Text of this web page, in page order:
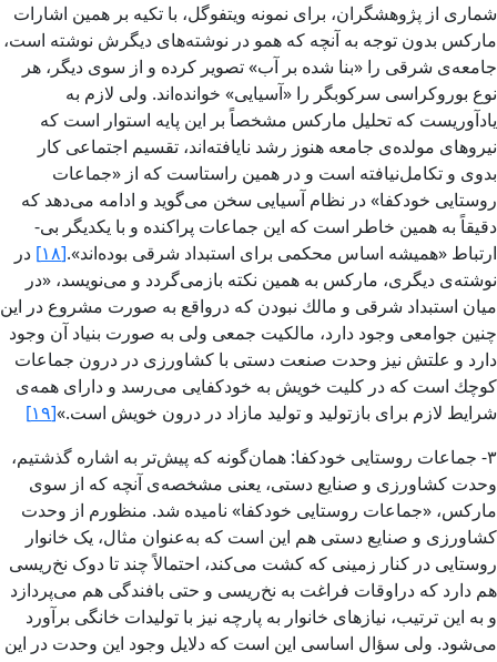
شماری از پژوهشگران، برای نمونه ویتفوگل، با تكیه بر همین اشارات
ماركس بدون توجه به آنچه كه همو در نوشته‌­های دیگرش نوشته است،
جامعه‌­ی شرقی را «بنا شده بر آب» تصویر كرده و از سوی دیگر، هر
نوع بوروكراسی سركوبگر را «آسیایی» خوانده‌­اند. ولی لازم به
یادآوریست كه تحلیل ماركس مشخصاً بر این پایه استوار است كه
نیروهای مولده‌ی جامعه هنوز رشد نایافته‌­اند، تقسیم اجتماعی كار
بدوی و تكامل‌نیافته است و در همین راستاست كه از «جماعات
روستایی خودكفا» در نظام آسیایی سخن می‌­گوید و ادامه می‌­دهد كه
دقیقاً به همین خاطر است كه این جماعات پراكنده و با یكدیگر بی‌­
ارتباط «همیشه اساس محكمی برای استبداد شرقی بوده‌اند».[۱۸]
در
نوشته‌ی دیگری، ماركس به همین نكته بازمی‌­گردد و می­‌نویسد، «در
میان استبداد شرقی و مالك نبودن كه درواقع به صورت مشروع در این
چنین جوامعی وجود دارد، مالكیت جمعی ولی به صورت بنیاد آن وجود
دارد و علتش نیز وحدت صنعت دستی با كشاورزی در درون جماعات
كوچك است كه در كلیت خویش به خودكفایی می‌رسد و دارای همه‌­ی
‌شرایط لازم برای بازتولید و تولید مازاد در درون خویش است.»[۱۹]
۳- جماعات روستایی خودکفا: همان‌گونه كه پیش‌­تر به اشاره گذشتیم،
وحدت كشاورزی و صنایع دستی، یعنی مشخصه‌­ی آنچه كه از سوی
ماركس، «جماعات روستایی خودكفا» نامیده شد. منظورم از وحدت
کشاورزی و صنایع دستی هم این است که به‌عنوان مثال، یک خانوار
روستایی در کنار زمینی که کشت می‌کند، احتمالاً چند تا دوک نخ‌ریسی
هم دارد که دراوقات فراغت به نخ‌ریسی و حتی بافندگی هم می‌پردازد
و به این ترتیب، نیازهای خانوار به پارچه نیز با تولیدات خانگی برآورد
می‌شود. ولی سؤال اساسی این است که دلایل وجود این وحدت در این